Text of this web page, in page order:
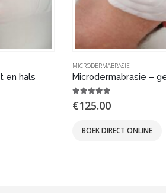
en hals
MICRODERMABRASIE
Microdermabrasie –
€125.00
BOEK DIRECT ONLINE